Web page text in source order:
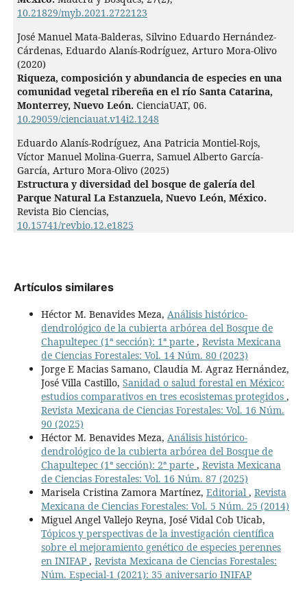
10.21829/myb.2021.2722123
José Manuel Mata-Balderas, Silvino Eduardo Hernández-
Cárdenas, Eduardo Alanís-Rodríguez, Arturo Mora-Olivo
(2020)
Riqueza, composición y abundancia de especies en una
comunidad vegetal ribereña en el río Santa Catarina,
Monterrey, Nuevo León. CienciaUAT, 06.
10.29059/cienciauat.v14i2.1248
Eduardo Alanís-Rodríguez, Ana Patricia Montiel-Rojs,
Víctor Manuel Molina-Guerra, Samuel Alberto García-
García, Arturo Mora-Olivo (2025)
Estructura y diversidad del bosque de galería del
Parque Natural La Estanzuela, Nuevo León, México.
Revista Bio Ciencias,
10.15741/revbio.12.e1825
Artículos similares
Héctor M. Benavides Meza, Análisis histórico-
dendrológico de la cubierta arbórea del Bosque de
Chapultepec (1ª sección): 1ª parte , Revista Mexicana
de Ciencias Forestales: Vol. 14 Núm. 80 (2023)
Jorge E Macias Samano, Claudia M. Agraz Hernández,
José Villa Castillo, Sanidad o salud forestal en México:
estudios comparativos en tres ecosistemas protegidos ,
Revista Mexicana de Ciencias Forestales: Vol. 16 Núm.
90 (2025)
Héctor M. Benavides Meza, Análisis histórico-
dendrológico de la cubierta arbórea del Bosque de
Chapultepec (1ª sección): 2ª parte , Revista Mexicana
de Ciencias Forestales: Vol. 16 Núm. 87 (2025)
Marisela Cristina Zamora Martínez, Editorial , Revista
Mexicana de Ciencias Forestales: Vol. 5 Núm. 25 (2014)
Miguel Angel Vallejo Reyna, José Vidal Cob Uicab,
Tópicos y perspectivas de la investigación científica
sobre el mejoramiento genético de especies perennes
en INIFAP , Revista Mexicana de Ciencias Forestales:
Núm. Especial-1 (2021): 35 aniversario INIFAP